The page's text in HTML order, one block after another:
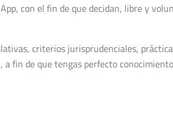
con el fin de que decidan, libre y
criterios jurisprudenciales,
fin de que tengas perfecto